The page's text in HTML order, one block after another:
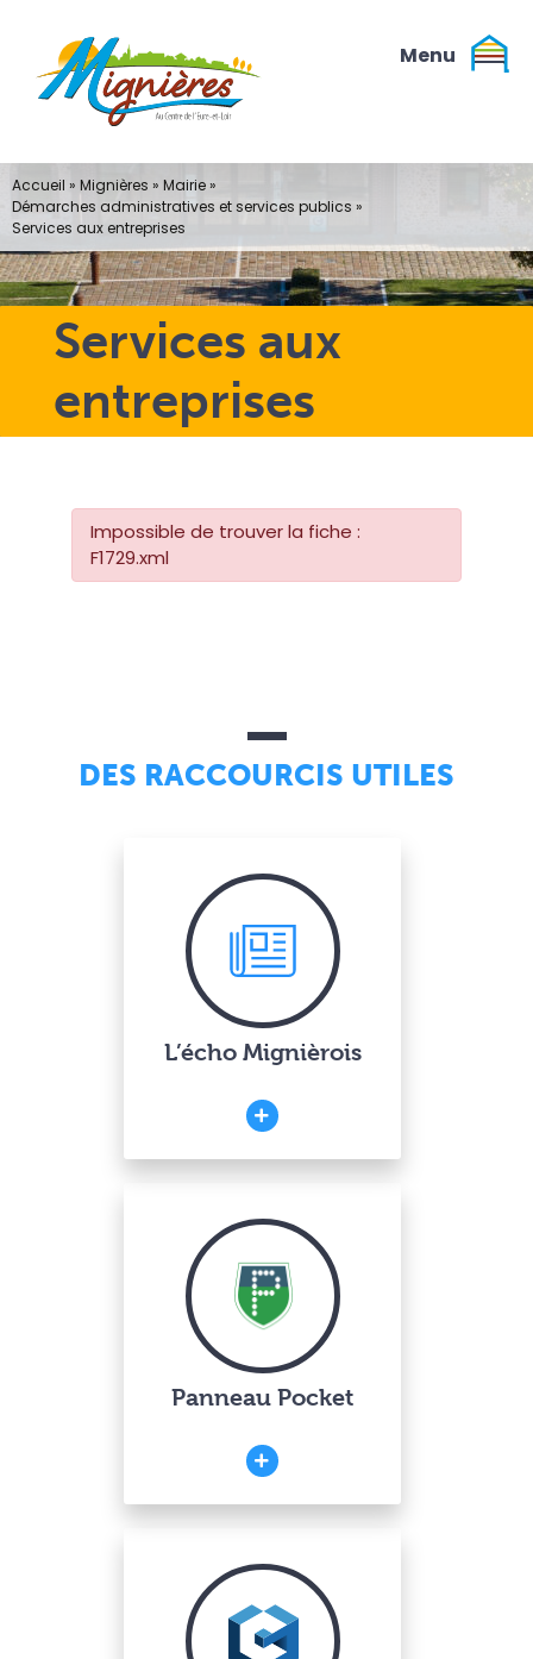
contenu
Services aux
entreprises
Accueil » Mignières » Mairie»
Démarches administratives et services publics »
Services aux entreprises
Impossible de trouver la fiche :
F1729.xml
DES RACCOURCIS UTILES
L’écho Mignièrois
Panneau Pocket